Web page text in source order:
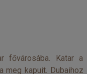
fővárosába. Katar a
meg kapuit. Dubaihoz